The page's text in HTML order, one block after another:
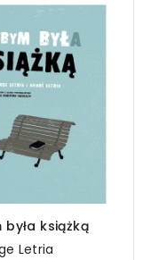
była książką
Letria